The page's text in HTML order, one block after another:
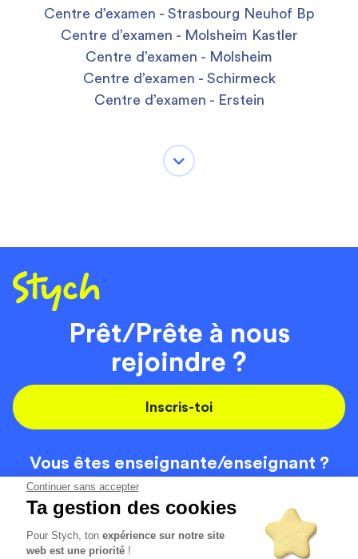
Continuer sans accepter
Ta gestion des cookies
Pour Stych, tonexpérience sur notre site
web est une priorité !
Centre d’examen - Strasbourg Neuhof Bp
Centre d’examen - Molsheim Kastler
Centre d’examen - Molsheim
Centre d’examen - Schirmeck
Centre d’examen - Erstein
Prêt/Prête à nous
rejoindre ?
Inscris-toi
Vous êtes enseignante/enseignant ?
On recrute
Code de la route
Contact